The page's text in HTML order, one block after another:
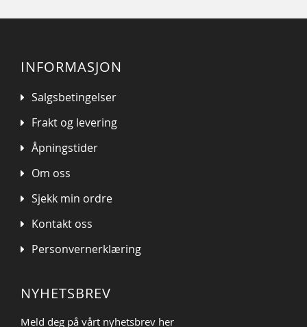
INFORMASJON
Salgsbetingelser
Frakt og levering
Åpningstider
Om oss
Sjekk min ordre
Kontakt oss
Personvernerklæring
NYHETSBREV
Meld deg på vårt nyhetsbrev her